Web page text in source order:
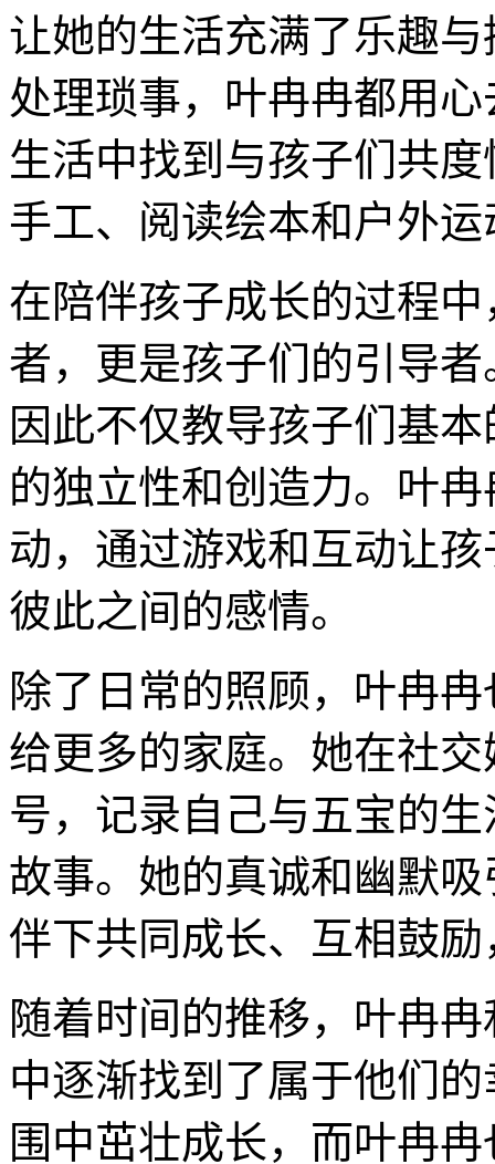
让她的生活充满了乐趣
处理琐事，叶冉冉都用
生活中找到与孩子们共
手工、阅读绘本和户外运
在陪伴孩子成长的过程
者，更是孩子们的引导
因此不仅教导孩子们基
的独立性和创造力。叶
动，通过游戏和互动让
彼此之间的感情。
除了日常的照顾，叶冉
给更多的家庭。她在社
号，记录自己与五宝的
故事。她的真诚和幽默
伴下共同成长、互相鼓
随着时间的推移，叶冉
中逐渐找到了属于他们
围中茁壮成长，而叶冉